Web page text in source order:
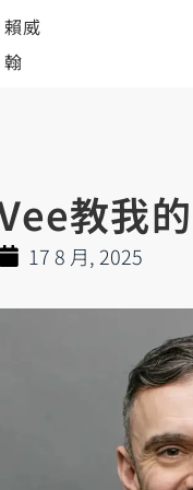
賴威
翰
教我
17 8 月, 2025